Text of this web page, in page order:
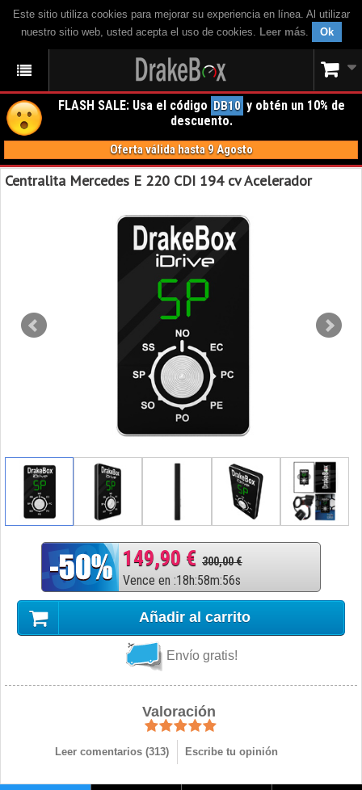
Este sitio utiliza cookies para mejorar su experiencia en línea. Al utilizar
nuestro sitio web, usted acepta el uso de cookies. Leer más. Ok
FLASH SALE: Usa el código DB10 y obtén un 10% de
descuento.
Oferta válida hasta 9 Agosto
Centralita Mercedes E 220 CDI 194 cv Acelerador
149,90 € 300,00 €
Vence en :18h:58m:55s
Añadir al carrito
Envío gratis!
Valoración
Leer comentarios (313) Escribe tu opinión